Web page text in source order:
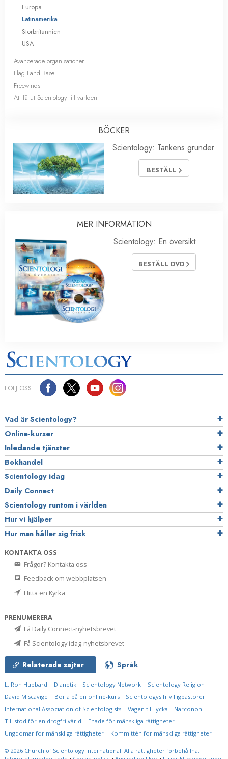
Europa
Latinamerika
Storbritannien
USA
Avancerade organisationer
Flag Land Base
Freewinds
Att få ut Scientology till världen
BÖCKER
Scientology: Tankens grunder
BESTÄLL
MER INFORMATION
Scientology: En översikt
BESTÄLL DVD
FÖLJ OSS
Vad är Scientology?
Online-kurser
Inledande tjänster
Bokhandel
Scientology idag
Daily Connect
Scientology runtom i världen
Hur vi hjälper
Hur man håller sig frisk
KONTAKTA OSS
Frågor? Kontakta oss
Feedback om webbplatsen
Hitta en Kyrka
PRENUMERERA
Få Daily Connect-nyhetsbrevet
Få Scientology idag-nyhetsbrevet
Relaterade sajter Språk
L. Ron Hubbard Dianetik Scientology Network
Scientology Religion
David Miscavige
Börja på en online-kurs
Scientologys frivilligpastorer
International Association of Scientologists
Vägen till lycka
Narconon
Till stöd för en drogfri värld
Enade för mänskliga rättigheter
Ungdomar för mänskliga rättigheter
Kommittén för mänskliga rättigheter
© 2026 Church of Scientology International. Alla rättigheter förbehållna.